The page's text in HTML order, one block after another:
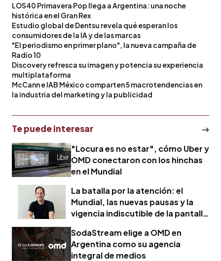
LOS40 Primavera Pop llega a Argentina: una noche
histórica en el Gran Rex
Estudio global de Dentsu revela qué esperan los
consumidores de la IA y de las marcas
"El periodismo en primer plano", la nueva campaña de
Radio 10
Discovery refresca su imagen y potencia su experiencia
multiplataforma
McCann e IAB México comparten 5 macrotendencias en
la industria del marketing y la publicidad
Te puede interesar
"Locura es no estar", cómo Uber y
OMD conectaron con los hinchas
en el Mundial
La batalla por la atención: el
Mundial, las nuevas pausas y la
vigencia indiscutible de la pantalla
SodaStream elige a OMD en
Argentina como su agencia
integral de medios